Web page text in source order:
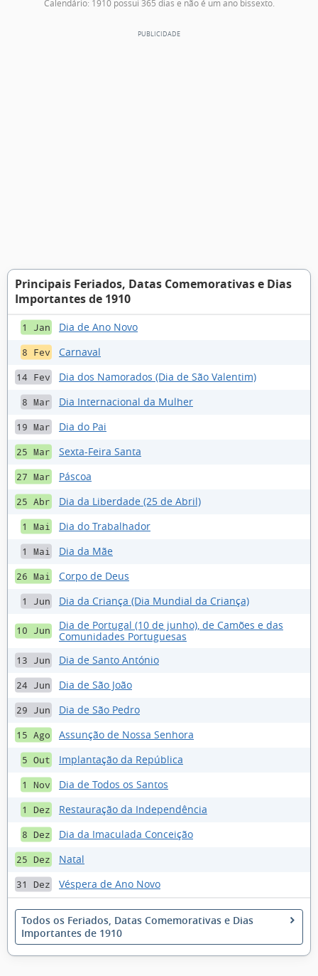
Calendário: 1910 possui 365 dias e não é um ano bissexto.
Principais Feriados, Datas Comemorativas e Dias
Importantes de 1910
1 Jan Dia de Ano Novo
8 Fev Carnaval
14 Fev Dia dos Namorados (Dia de São Valentim)
8 Mar Dia Internacional da Mulher
19 Mar Dia do Pai
25 Mar Sexta-Feira Santa
27 Mar Páscoa
25 Abr Dia da Liberdade (25 de Abril)
1 Mai Dia do Trabalhador
1 Mai Dia da Mãe
26 Mai Corpo de Deus
1 Jun Dia da Criança (Dia Mundial da Criança)
10 Jun
Dia de Portugal (10 de junho), de Camões e das
Comunidades Portuguesas
13 Jun Dia de Santo António
24 Jun Dia de São João
29 Jun Dia de São Pedro
15 Ago Assunção de Nossa Senhora
5 Out Implantação da República
1 Nov Dia de Todos os Santos
1 Dez Restauração da Independência
8 Dez Dia da Imaculada Conceição
25 Dez Natal
31 Dez Véspera de Ano Novo
Todos os Feriados, Datas Comemorativas e Dias
Importantes de 1910